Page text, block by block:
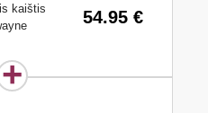
kaištis
54.95 €